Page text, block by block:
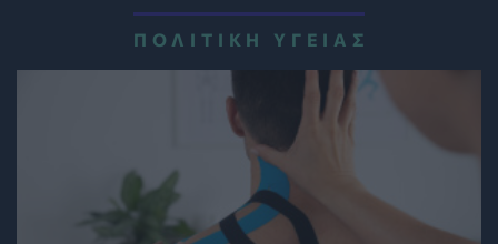
ΠΟΛΙΤΙΚΉ ΥΓΕΊΑΣ